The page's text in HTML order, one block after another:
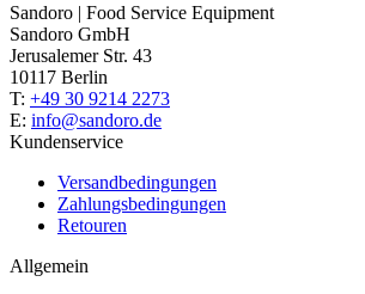
Sandoro | Food Service Equipment
Sandoro GmbH
Jerusalemer Str. 43
10117 Berlin
T: +49 30 9214 2273
E: info@sandoro.de
Kundenservice
Versandbedingungen
Zahlungsbedingungen
Retouren
Allgemein